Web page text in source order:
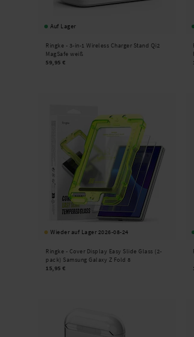
Auf Lager
Ringke - 3-in-1 Wireless Charger Stand Qi2
MagSafe weiß
59,95 €
Wieder auf Lager 2026-08-24
Ringke - Cover Display Easy Slide Glass (2-
pack) Samsung Galaxy Z Fold 8
15,95 €